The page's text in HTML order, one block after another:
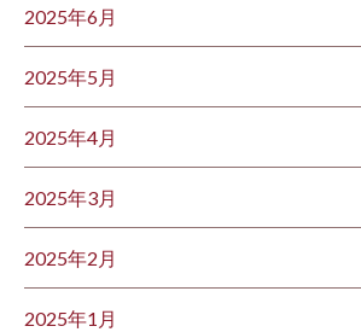
2025年6月
2025年5月
2025年4月
2025年3月
2025年2月
2025年1月